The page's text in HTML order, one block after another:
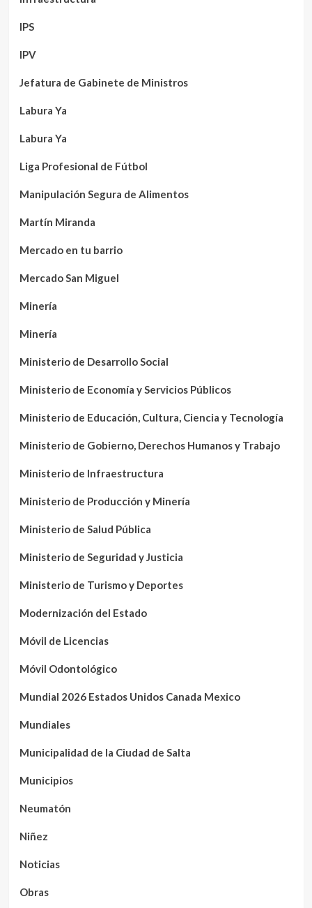
IPS
IPV
Jefatura de Gabinete de Ministros
Labura Ya
Labura Ya
Liga Profesional de Fútbol
Manipulación Segura de Alimentos
Martín Miranda
Mercado en tu barrio
Mercado San Miguel
Minería
Minería
Ministerio de Desarrollo Social
Ministerio de Economía y Servicios Públicos
Ministerio de Educación, Cultura, Ciencia y Tecnología
Ministerio de Gobierno, Derechos Humanos y Trabajo
Ministerio de Infraestructura
Ministerio de Producción y Minería
Ministerio de Salud Pública
Ministerio de Seguridad y Justicia
Ministerio de Turismo y Deportes
Modernización del Estado
Móvil de Licencias
Móvil Odontológico
Mundial 2026 Estados Unidos Canada Mexico
Mundiales
Municipalidad de la Ciudad de Salta
Municipios
Neumatón
Niñez
Noticias
Obras